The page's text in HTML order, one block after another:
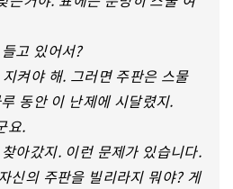
고 있어서?
켜야 해. 그러면 주판은 스물
동안 이 난제에 시달렸지.
요.
아갔지. 이런 문제가 있습니다.
신의 주판을 빌리라지 뭐야? 게